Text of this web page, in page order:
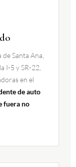
Santa Ana,
I-5 y SR-22,
en el
de auto
fuera no